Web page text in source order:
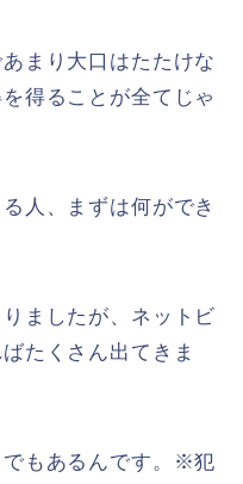
まり大口はたたけな
得ることが全てじゃ
人、まずは何ができ
ましたが、ネットビ
たくさん出てきま
でもあるんです。※犯